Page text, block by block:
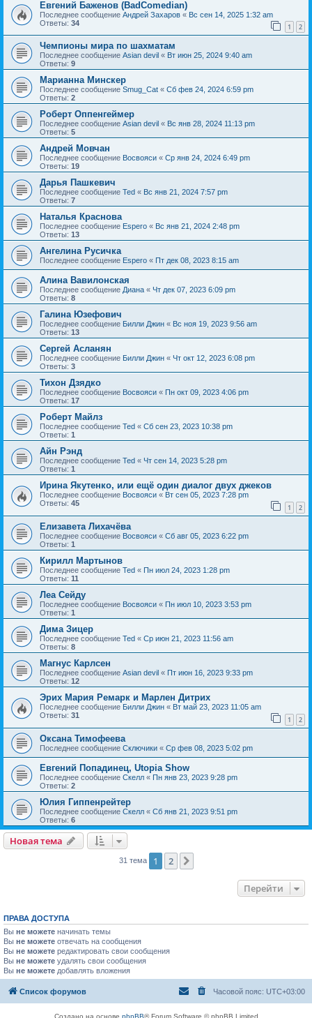
Евгений Баженов (BadComedian)
Последнее сообщение Андрей Захаров « Вс сен 14, 2025 1:32 am
Ответы: 34 1 2
Чемпионы мира по шахматам
Последнее сообщение Asian devil « Вт июн 25, 2024 9:40 am
Ответы: 9
Марианна Минскер
Последнее сообщение Smug_Cat « Сб фев 24, 2024 6:59 pm
Ответы: 2
Роберт Оппенгеймер
Последнее сообщение Asian devil « Вс янв 28, 2024 11:13 pm
Ответы: 5
Андрей Мовчан
Последнее сообщение Восвояси « Ср янв 24, 2024 6:49 pm
Ответы: 19
Дарья Пашкевич
Последнее сообщение Ted « Вс янв 21, 2024 7:57 pm
Ответы: 7
Наталья Краснова
Последнее сообщение Espero « Вс янв 21, 2024 2:48 pm
Ответы: 13
Ангелина Русичка
Последнее сообщение Espero « Пт дек 08, 2023 8:15 am
Алина Вавилонская
Последнее сообщение Диана « Чт дек 07, 2023 6:09 pm
Ответы: 8
Галина Юзефович
Последнее сообщение Билли Джин « Вс ноя 19, 2023 9:56 am
Ответы: 13
Сергей Асланян
Последнее сообщение Билли Джин « Чт окт 12, 2023 6:08 pm
Ответы: 3
Тихон Дзядко
Последнее сообщение Восвояси « Пн окт 09, 2023 4:06 pm
Ответы: 17
Роберт Майлз
Последнее сообщение Ted « Сб сен 23, 2023 10:38 pm
Ответы: 1
Айн Рэнд
Последнее сообщение Ted « Чт сен 14, 2023 5:28 pm
Ответы: 1
Ирина Якутенко, или ещё один диалог двух джеков
Последнее сообщение Восвояси « Вт сен 05, 2023 7:28 pm
Ответы: 45 1 2
Елизавета Лихачёва
Последнее сообщение Восвояси « Сб авг 05, 2023 6:22 pm
Ответы: 1
Кирилл Мартынов
Последнее сообщение Ted « Пн июл 24, 2023 1:28 pm
Ответы: 11
Леа Сейду
Последнее сообщение Восвояси « Пн июл 10, 2023 3:53 pm
Ответы: 1
Дима Зицер
Последнее сообщение Ted « Ср июн 21, 2023 11:56 am
Ответы: 8
Магнус Карлсен
Последнее сообщение Asian devil « Пт июн 16, 2023 9:33 pm
Ответы: 12
Эрих Мария Ремарк и Марлен Дитрих
Последнее сообщение Билли Джин « Вт май 23, 2023 11:05 am
Ответы: 31 1 2
Оксана Тимофеева
Последнее сообщение Сключики « Ср фев 08, 2023 5:02 pm
Евгений Попадинец, Utopia Show
Последнее сообщение Скелл « Пн янв 23, 2023 9:28 pm
Ответы: 2
Юлия Гиппенрейтер
Последнее сообщение Скелл « Сб янв 21, 2023 9:51 pm
Ответы: 6
Новая тема
31 тема 1 2
Перейти
ПРАВА ДОСТУПА
Вы не можете начинать темы
Вы не можете отвечать на сообщения
Вы не можете редактировать свои сообщения
Вы не можете удалять свои сообщения
Вы не можете добавлять вложения
Список форумов Часовой пояс: UTC+03:00
Создано на основе phpBB® Forum Software © phpBB Limited